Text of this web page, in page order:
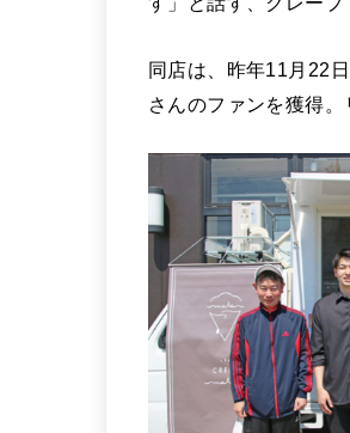
同店は、昨年11月22
さんのファンを獲得。